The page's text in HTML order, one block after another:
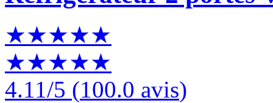
★★★★★
★★★★★
4.11/5 (100.0 avis)